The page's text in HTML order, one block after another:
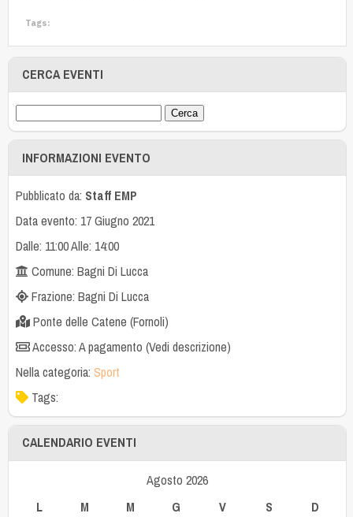
Tags:
CERCA EVENTI
INFORMAZIONI EVENTO
Pubblicato da: Staff EMP
Data evento: 17 Giugno 2021
Dalle: 11:00 Alle: 14:00
Comune: Bagni Di Lucca
Frazione: Bagni Di Lucca
Ponte delle Catene (Fornoli)
Accesso: A pagamento (Vedi descrizione)
Nella categoria: Sport
Tags:
CALENDARIO EVENTI
Agosto 2026
L
M M G V S D